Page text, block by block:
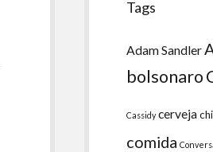
Tags
Adam Sandler
bolsonaro
Cassidy cerveja
comida